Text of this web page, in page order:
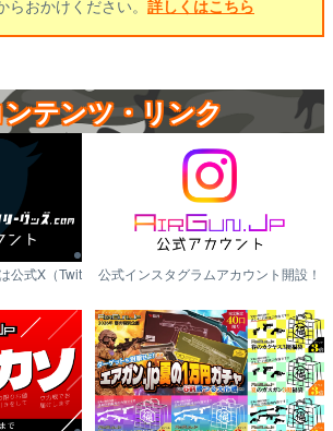
おかけください。 詳しくはこちら
テンツ・リンク
公式X（Twit
公式インスタグラムアカウント開設！